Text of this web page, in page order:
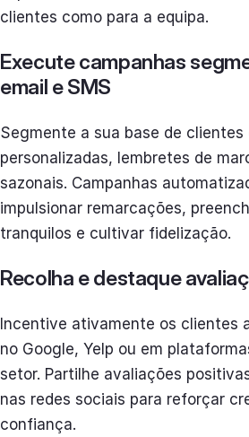
clientes como para a equipa.
Execute campanhas
email e SMS
Segmente a sua base de clientes
personalizadas, lembretes de
sazonais. Campanhas
impulsionar remarcações,
tranquilos e cultivar fidelização.
Recolha e destaque
Incentive ativamente os clientes
no Google, Yelp ou em
setor. Partilhe avaliações
nas redes sociais para reforçar
confiança.